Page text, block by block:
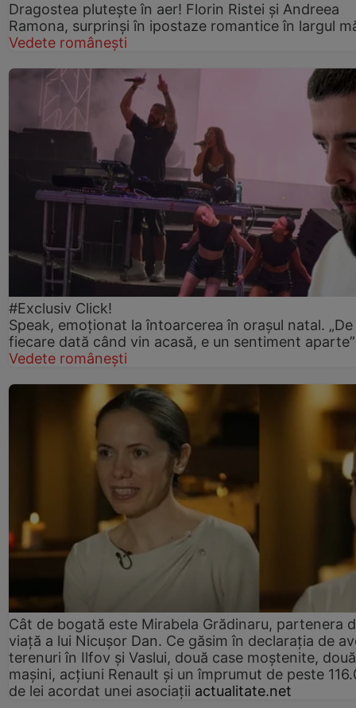
Dragostea plutește în aer! Florin Ristei și Andreea
Ramona, surprinși în ipostaze romantice în largul
Vedete românești
#Exclusiv Click!
Speak, emoționat la întoarcerea în orașul natal. „De
fiecare dată când vin acasă, e un sentiment aparte”
Vedete românești
Cât de bogată este Mirabela Grădinaru, partenera
viață a lui Nicușor Dan. Ce găsim în declarația de
terenuri în Ilfov și Vaslui, două case moștenite, două
mașini, acțiuni Renault și un împrumut de peste
de lei acordat unei asociații actualitate.net